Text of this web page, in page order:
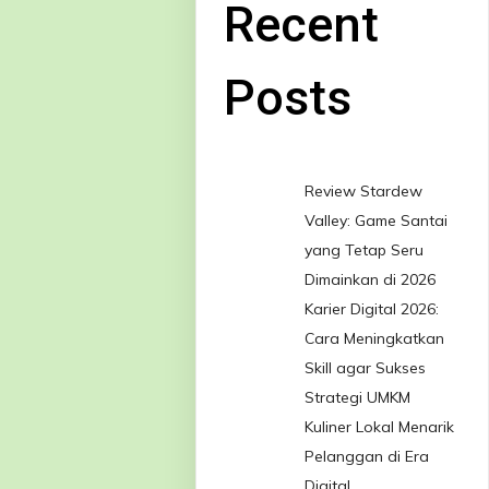
Recent
Posts
Review Stardew
Valley: Game Santai
yang Tetap Seru
Dimainkan di 2026
Karier Digital 2026:
Cara Meningkatkan
Skill agar Sukses
Strategi UMKM
Kuliner Lokal Menarik
Pelanggan di Era